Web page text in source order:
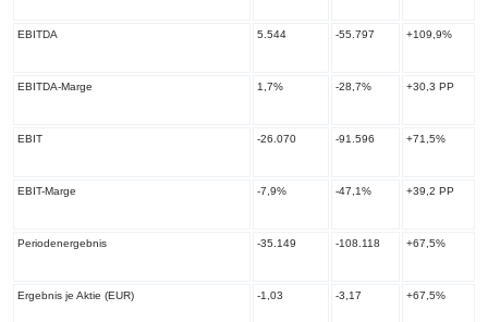
EBITDA 5.544 -55.797 +109,9%
EBITDA-Marge 1,7% -28,7% +30,3 PP
EBIT -26.070 -91.596 +71,5%
EBIT-Marge -7,9% -47,1% +39,2 PP
Periodenergebnis -35.149 -108.118 +67,5%
Ergebnis je Aktie (EUR) -1,03 -3,17 +67,5%